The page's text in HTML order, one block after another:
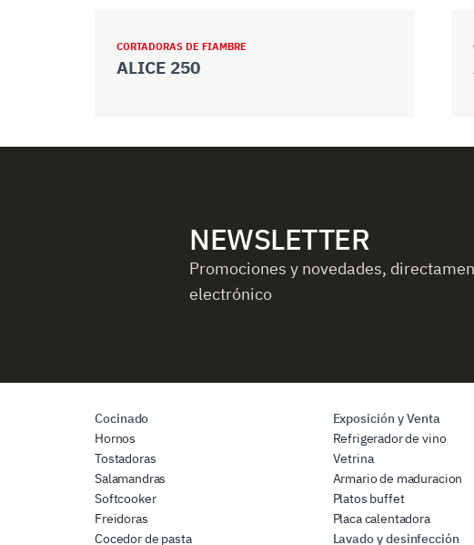
CORTADORAS DE FIAMBRE
ALICE 250
NEWSLETTER
Promociones y novedades,
electrónico
Cocinado
Hornos
Tostadoras
Salamandras
Softcooker
Freidoras
Cocedor de pasta
Exposición y Venta
Refrigerador de vino
Vetrina
Armario de maduracion
Platos buffet
Placa calentadora
Lavado y desinfección